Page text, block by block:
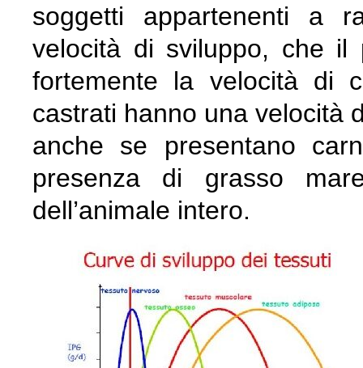
soggetti appartenenti a
velocità di sviluppo, che il
fortemente la velocità di
castrati hanno una velocità
anche se presentano
presenza di grasso
dell’animale intero.